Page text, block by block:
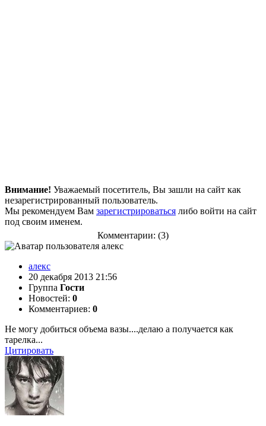
Внимание! Уважаемый посетитель, Вы зашли на сайт как
незарегистрированный пользователь.
Мы рекомендуем Вам зарегистрироваться либо войти на сайт
под своим именем.
Комментарии: (3)
алекс
20 декабря 2013 21:56
Группа Гости
Новостей: 0
Комментариев: 0
Не могу добиться объема вазы....делаю а получается как
тарелка...
Цитировать